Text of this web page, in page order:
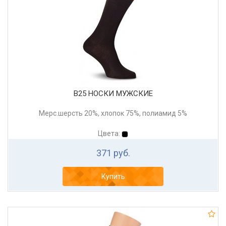
В25 НОСКИ МУЖСКИЕ
Мерс.шерсть 20%, хлопок 75%, полиамид 5%
Цвета:
371 руб.
Купить